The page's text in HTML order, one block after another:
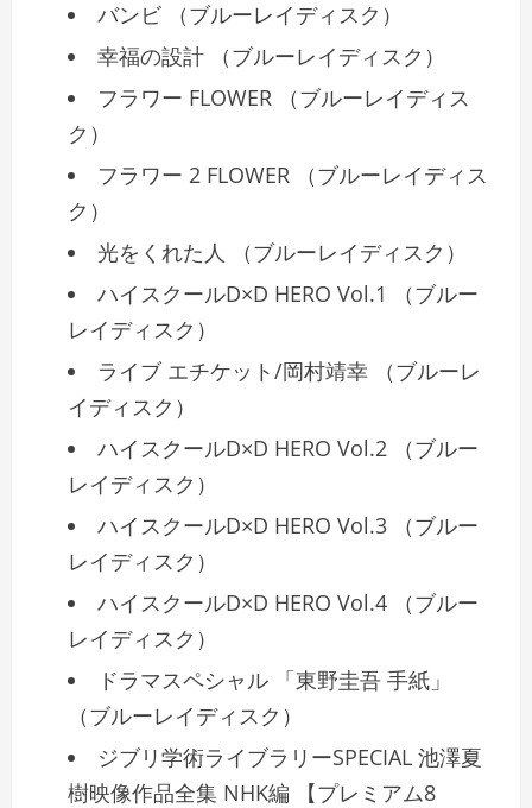
バンビ （ブルーレイディスク）
幸福の設計 （ブルーレイディスク）
フラワー FLOWER （ブルーレイディス
ク）
フラワー 2 FLOWER （ブルーレイディス
ク）
光をくれた人 （ブルーレイディスク）
ハイスクールD×D HERO Vol.1 （ブルー
レイディスク）
ライブ エチケット/岡村靖幸 （ブルーレ
イディスク）
ハイスクールD×D HERO Vol.2 （ブルー
レイディスク）
ハイスクールD×D HERO Vol.3 （ブルー
レイディスク）
ハイスクールD×D HERO Vol.4 （ブルー
レイディスク）
ドラマスペシャル 「東野圭吾 手紙」
（ブルーレイディスク）
ジブリ学術ライブラリーSPECIAL 池澤夏
樹映像作品全集 NHK編 【プレミアム8